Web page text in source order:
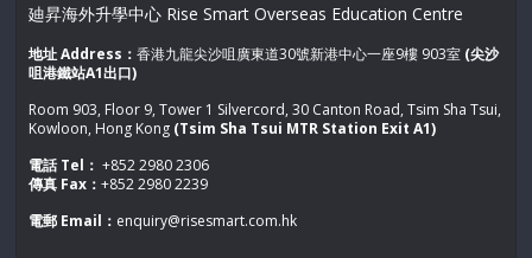
廸昇海外升學中心 Rise Smart Overseas Education Centre
地址 Address：香港九龍尖沙咀廣東道30號新港中心一座9樓 903室 (尖沙
咀港鐵站A1出口)
Room 903, Floor 9, Tower 1 Silvercord, 30 Canton Road, Tsim Sha Tsui,
Kowloon, Hong Kong (Tsim Sha Tsui MTR Station Exit A1)
電話 Tel： +852 2980 2306
傳真 Fax：+852 2980 2239
電郵 Email： enquiry@risesmart.com.hk